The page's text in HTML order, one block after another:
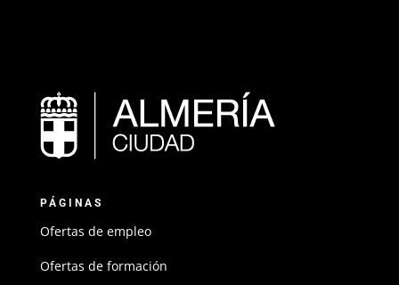
PÁGINAS
Ofertas de empleo
Ofertas de formación